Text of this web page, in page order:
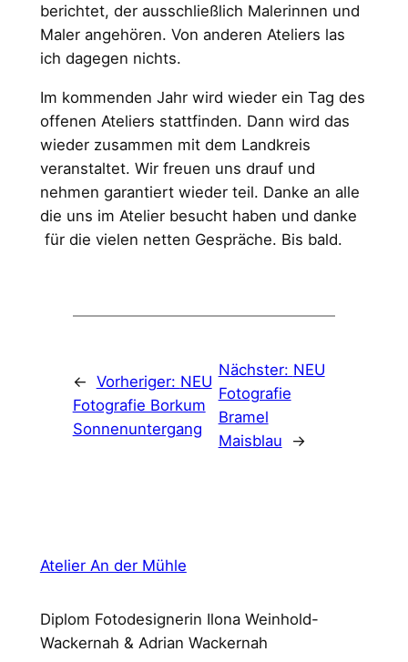
berichtet, der ausschließlich Malerinnen und
Maler angehören. Von anderen Ateliers las
ich dagegen nichts.
Im kommenden Jahr wird wieder ein Tag des
offenen Ateliers stattfinden. Dann wird das
wieder zusammen mit dem Landkreis
veranstaltet. Wir freuen uns drauf und
nehmen garantiert wieder teil. Danke an alle
die uns im Atelier besucht haben und danke
für die vielen netten Gespräche. Bis bald.
← Vorheriger: NEU
Fotografie Borkum
Sonnenuntergang
Nächster: NEU
Fotografie
Bramel
Maisblau
→
Atelier An der Mühle
Diplom Fotodesignerin Ilona Weinhold-
Wackernah & Adrian Wackernah